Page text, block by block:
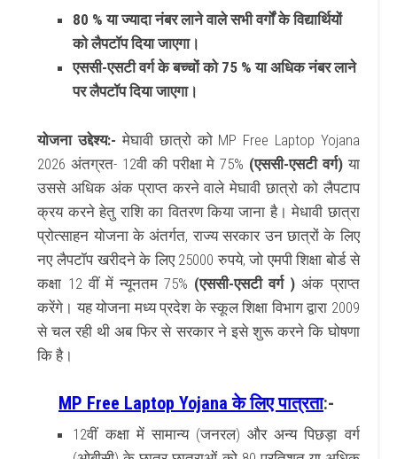
80 % या ज्यादा नंबर लाने वाले सभी वर्गों के विद्यार्थियों
को लैपटॉप दिया जाएगा।
एससी-एसटी वर्ग के बच्चों को 75 % या अधिक नंबर लाने
पर लैपटॉप दिया जाएगा।
योजना उद्देश्य:-मेघावी छात्रो को MP Free Laptop Yojana
2026 अंतग्रत- 12वी की परीक्षा मे 75% (एससी-एसटी वर्ग)या
उससे अधिक अंक प्राप्त करने वाले मेघावी छात्रो को लैपटाप
क्रय करने हेतु राशि का वितरण किया जाना है।मेधावी छात्रा
प्रोत्साहन योजना के अंतर्गत, राज्य सरकार उन छात्रों के लिए
नए लैपटॉप खरीदने के लिए 25000 रुपये, जो एमपी शिक्षा बोर्ड से
कक्षा 12 वीं में न्यूनतम 75% (एससी-एसटी वर्ग ) अंक प्राप्त
करेंगे। यह योजना मध्य प्रदेश के स्कूल शिक्षा विभाग द्वारा 2009
से चल रही थी अब फिर से सरकार ने इसे शुरू करने कि घोषणा
कि है।
MP Free Laptop Yojana के लिए पात्रता:-
12वीं कक्षा में सामान्य (जनरल) और अन्य पिछड़ा वर्ग